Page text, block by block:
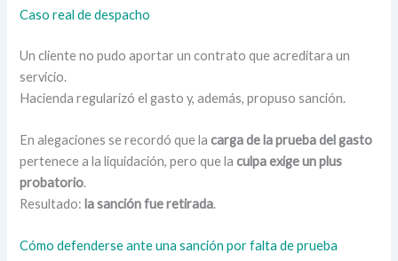
Caso real de despacho
Un cliente no pudo aportar un contrato que acreditara un
servicio.
Hacienda regularizó el gasto y, además, propuso sanción.
En alegaciones se recordó que lacarga de la prueba del gasto
pertenece a la liquidación, pero que laculpa exige un plus
probatorio.
Resultado: la sanción fue retirada.
Cómo defenderse ante una sanción por falta de prueba